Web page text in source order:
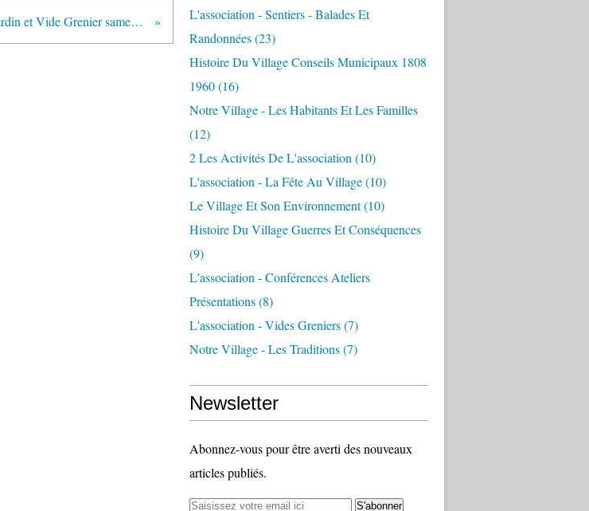
Vide Jardin et Vide Grenier samedi 26 avril à Urs
L'association - Sentiers - Balades Et
Randonnées(23)
Histoire Du Village Conseils Municipaux 1808
1960(16)
Notre Village - Les Habitants Et Les Familles
(12)
2 Les Activités De L'association (10)
L'association - La Fête Au Village(10)
Le Village Et Son Environnement(10)
Histoire Du Village Guerres Et Conséquences
(9)
L'association - Conférences Ateliers
Présentations(8)
L'association - Vides Greniers(7)
Notre Village - Les Traditions(7)
Newsletter
Abonnez-vous pour être averti des nouveaux
articles publiés.